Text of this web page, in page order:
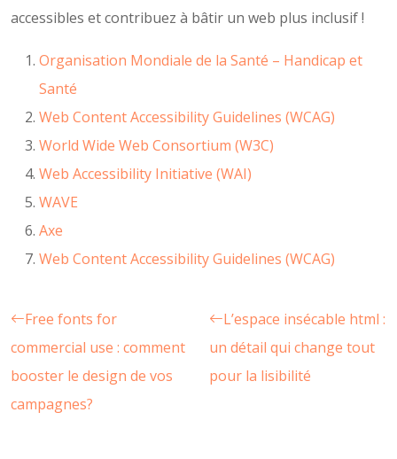
accessibles et contribuez à bâtir un web plus inclusif !
Organisation Mondiale de la Santé – Handicap et
Santé
Web Content Accessibility Guidelines (WCAG)
World Wide Web Consortium (W3C)
Web Accessibility Initiative (WAI)
WAVE
Axe
Web Content Accessibility Guidelines (WCAG)
Free fonts for
commercial use : comment
booster le design de vos
campagnes?
L’espace insécable html :
un détail qui change tout
pour la lisibilité